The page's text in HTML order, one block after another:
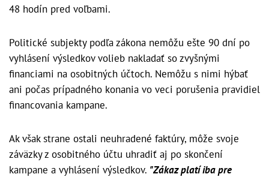
48 hodín pred voľbami.
Politické subjekty podľa zákona nemôžu ešte 90 dní po
vyhlásení výsledkov volieb nakladať so zvyšnými
financiami na osobitných účtoch. Nemôžu s nimi hýbať
ani počas prípadného konania vo veci porušenia pravidiel
financovania kampane.
Ak však strane ostali neuhradené faktúry, môže svoje
záväzky z osobitného účtu uhradiť aj po skončení
kampane a vyhlásení výsledkov. "Zákaz platí iba pre